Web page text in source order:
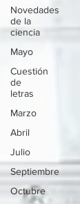
Novedades
de la
ciencia
Mayo
Cuestión
de
letras
Marzo
Abril
Julio
Septiembre
Octubre